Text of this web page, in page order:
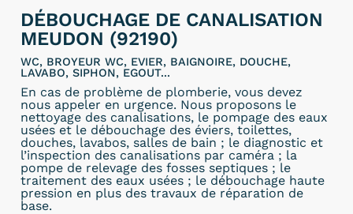
DÉBOUCHAGE DE CANALISATION
MEUDON (92190)
WC, BROYEUR WC, EVIER, BAIGNOIRE, DOUCHE,
LAVABO, SIPHON, EGOUT...
En cas de problème de plomberie, vous devez
nous appeler en urgence. Nous proposons le
nettoyage des canalisations, le pompage des eaux
usées et le débouchage des éviers, toilettes,
douches, lavabos, salles de bain ; le diagnostic et
l’inspection des canalisations par caméra ; la
pompe de relevage des fosses septiques ; le
traitement des eaux usées ; le débouchage haute
pression en plus des travaux de réparation de
base.